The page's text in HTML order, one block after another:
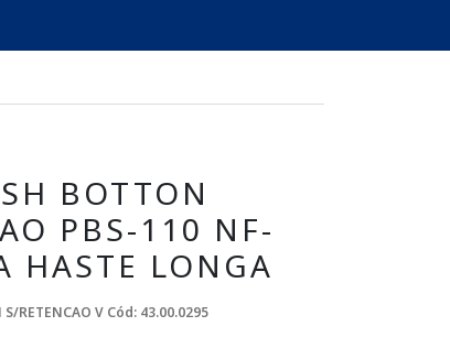
BOTTON
PBS-110 NF-
HASTE LONGA
RETENCAO V Cód: 43.00.0295